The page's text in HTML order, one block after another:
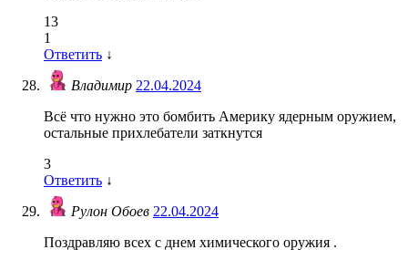
13
1
Ответить ↓
Владимир 22.04.2024
Всё что нужно это бомбить Америку ядерным оружием,
остальные прихлебатели заткнутся
3
Ответить ↓
Рулон Обоев 22.04.2024
Поздравляю всех с днем химического оружия .